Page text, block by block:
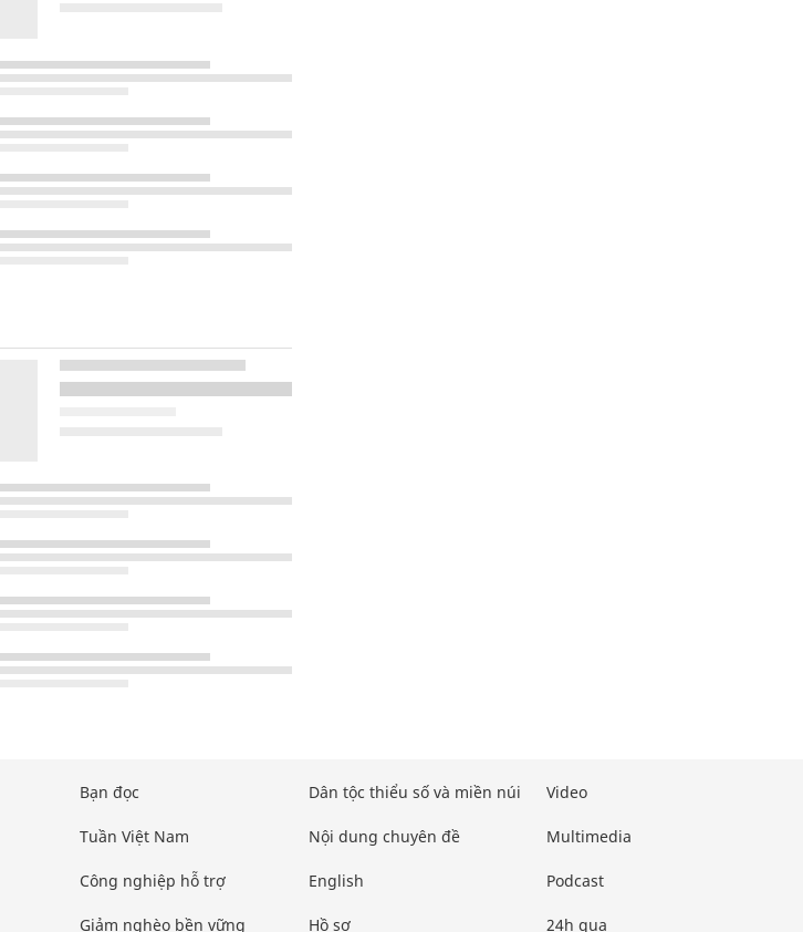
Bạn đọc
Tuần Việt Nam
Công nghiệp hỗ trợ
Giảm nghèo bền vững
Dân tộc thiểu số và miền núi
Nội dung chuyên đề
English
Hồ sơ
Video
Multimedia
Podcast
24h qua